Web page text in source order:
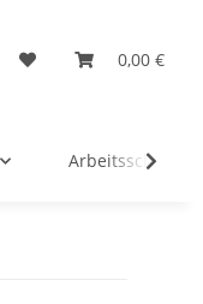
0,00 €
Arbeitsschutz &